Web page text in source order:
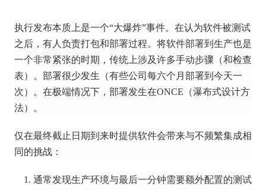
执行发布本质上是一个“大爆炸”事件。 在认为软件被测试
之后，有人负责打包和部署过程。 将软件部署到生产也是
一个非常紧张的时期，传统上涉及许多手动步骤（和检查
表）。 部署很少发生（有些公司每六个月部署到今天一
次）。 在极端情况下，部署发生在ONCE（瀑布式设计方
法）。
仅在最终截止日期到来时提供软件会带来与不频繁集成相
同的挑战：
通常发现生产环境与最后一分钟需要额外配置的测试